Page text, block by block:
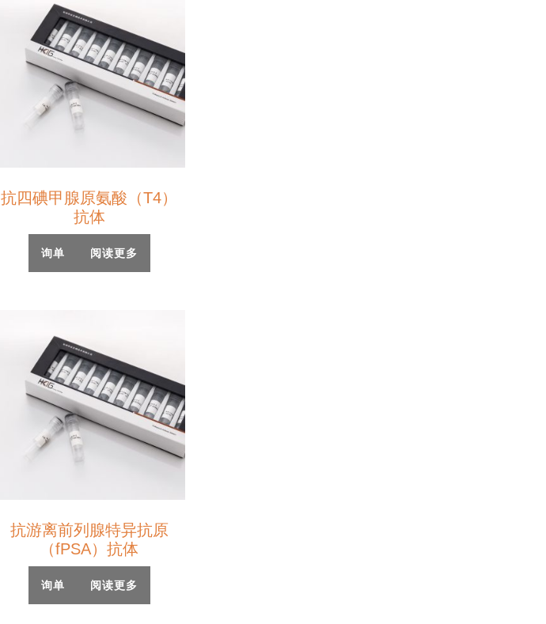
抗四碘甲腺原氨酸（T4）
抗体
询单 阅读更多
抗游离前列腺特异抗原
（fPSA）抗体
询单 阅读更多